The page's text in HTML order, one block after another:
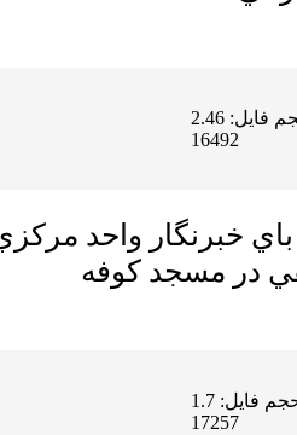
حجم فایل: 2.46 MB | دریافت ها:
16492
خبرنگار واحد مركزي
در مسجد كوفه
حجم فایل: 1.7 MB | دریافت ها:
17257